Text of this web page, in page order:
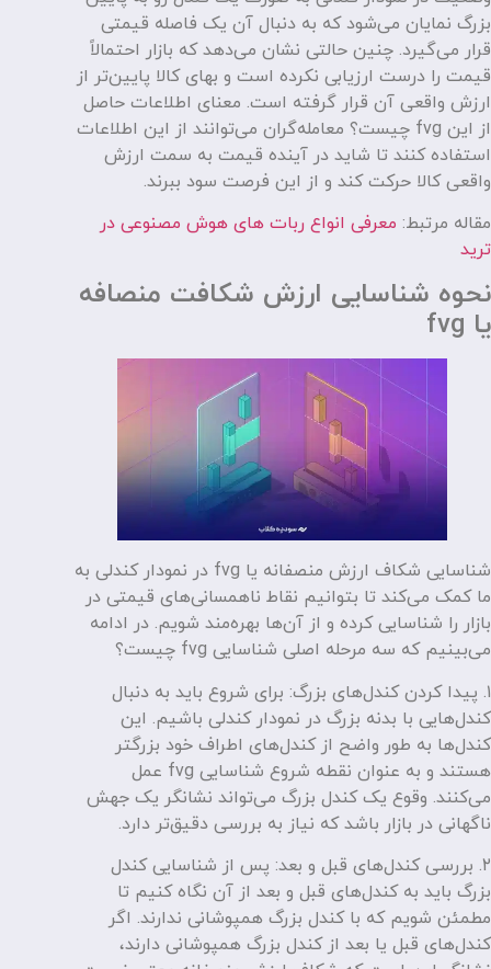
بزرگ نمایان می‌شود که به دنبال آن یک فاصله‌ قیمتی
قرار می‌گیرد. چنین حالتی نشان‌ می‌دهد که بازار احتمالاً
قیمت را درست ارزیابی نکرده است و بهای کالا پایین‌تر از
ارزش واقعی آن قرار گرفته است. معنای اطلاعات حاصل
از این fvg چیست؟ معامله‌گران می‌توانند از این اطلاعات
استفاده کنند تا شاید در آینده قیمت به سمت ارزش
واقعی کالا حرکت کند و از این فرصت سود ببرند.
مقاله مرتبط: معرفی انواع ربات های هوش مصنوعی در
ترید
نحوه شناسایی ارزش شکافت منصافه
یا fvg
شناسایی شکاف ارزش منصفانه یا fvg در نمودار کندلی به
ما کمک می‌کند تا بتوانیم نقاط ناهمسانی‌های قیمتی در
بازار را شناسایی کرده و از آن‌ها بهره‌مند شویم. در ادامه
می‌بینیم که سه مرحله اصلی شناسایی fvg چیست؟
۱. پیدا کردن کندل‌های بزرگ: برای شروع باید به دنبال
کندل‌هایی با بدنه بزرگ در نمودار کندلی باشیم. این
کندل‌ها به طور واضح از کندل‌های اطراف خود بزرگتر
هستند و به عنوان نقطه شروع شناسایی fvg عمل
می‌کنند. وقوع یک کندل بزرگ می‌تواند نشانگر یک جهش
ناگهانی در بازار باشد که نیاز به بررسی دقیق‌تر دارد.
۲. بررسی کندل‌های قبل و بعد: پس از شناسایی کندل
بزرگ باید به کندل‌های قبل و بعد از آن نگاه کنیم تا
مطمئن شویم که با کندل بزرگ همپوشانی ندارند. اگر
کندل‌های قبل یا بعد از کندل بزرگ همپوشانی دارند،